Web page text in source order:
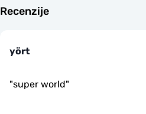
Recenzije
yört
"super world"